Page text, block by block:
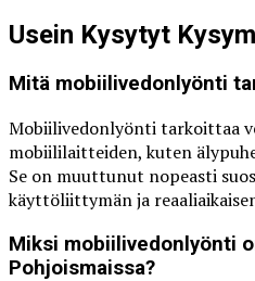
Usein Kysytyt
Mitä mobiilivedonlyönti
Mobiilivedonlyönti tarkoittaa
mobiililaitteiden, kuten
Se on muuttunut nopeasti
käyttöliittymän ja
Miksi mobiilivedonlyönti
Pohjoismaissa?